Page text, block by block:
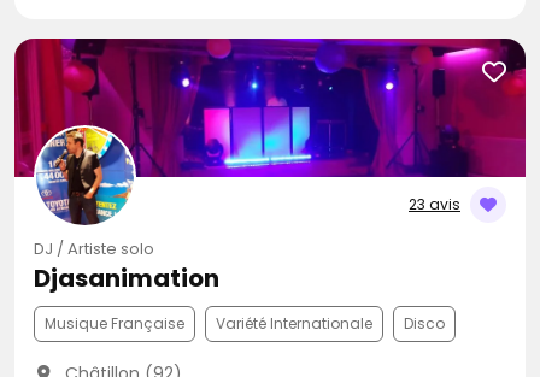
23 avis
DJ / Artiste solo
Djasanimation
Musique Française Variété Internationale Disco